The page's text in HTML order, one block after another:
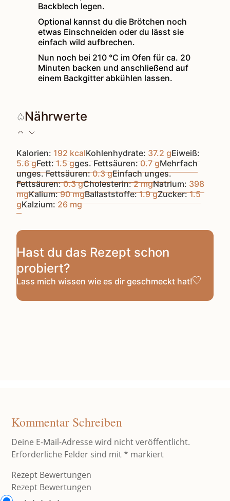
Backblech legen.
Optional kannst du die Brötchen noch
etwas Einschneiden oder du lässt sie
einfach wild aufbrechen.
Nun noch bei 210 °C im Ofen für ca. 20
Minuten backen und anschließend auf
einem Backgitter abkühlen lassen.
Nährwerte
Kalorien: 192 kcalKohlenhydrate: 37.2 gEiweiß:
5.6 gFett:1.5 gges. Fettsäuren:0.7 gMehrfach
unges. Fettsäuren:0.3 gEinfach unges.
Fettsäuren:0.3 gCholesterin:2 mgNatrium: 398
mgKalium:90 mgBallaststoffe:1.9 gZucker:1.5
gKalzium:26 mg
Hast du das Rezept schon
probiert?
Lass mich wissen wie es dir geschmeckt hat!
Kommentar Schreiben
Deine E-Mail-Adresse wird nicht veröffentlicht.
Erforderliche Felder sind mit* markiert
Rezept Bewertungen
Rezept Bewertungen